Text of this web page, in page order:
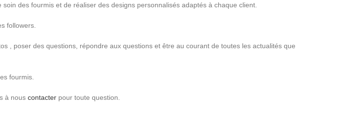
des fourmis et de réaliser des designs personnalisés adaptés à chaque client.
followers.
, poser des questions, répondre aux questions et être au courant de toutes les actualités que
fourmis.
à nous contacter pour toute question.